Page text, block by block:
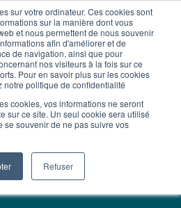
sur votre ordinateur. Ces cookies sont
sur la manière dont vous
et nous permettent de nous souvenir
afin d'améliorer et de
de navigation, ainsi que pour
nos visiteurs à la fois sur ce
Pour en savoir plus sur les cookies
politique de confidentialité
cookies, vos informations ne seront
sur ce site. Un seul cookie sera utilisé
se souvenir de ne pas suivre vos
Refuser
December 2023
pour les